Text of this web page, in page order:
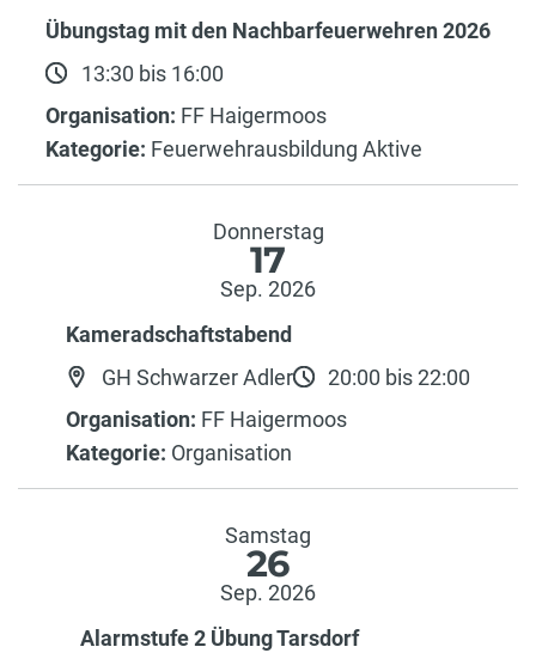
Übungstag mit den Nachbarfeuerwehren 2026
13:30 bis 16:00
Organisation: FF Haigermoos
Kategorie: Feuerwehrausbildung Aktive
Donnerstag
17
Sep. 2026
Kameradschaftstabend
GH Schwarzer Adler
20:00 bis 22:00
Organisation: FF Haigermoos
Kategorie: Organisation
Samstag
26
Sep. 2026
Alarmstufe 2 Übung Tarsdorf